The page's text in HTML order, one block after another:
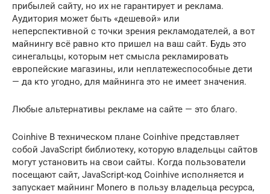
прибылей сайту, но их не гарантирует и реклама.
Аудитория может быть «дешевой» или
неперспективной с точки зрения рекламодателей, а вот
майнингу всё равно кто пришел на ваш сайт. Будь это
синегальцы, которым нет смысла рекламировать
европейские магазины, или неплатежеспособные дети
— да кто угодно, для майнинга это не имеет значения.
Любые альтернативы рекламе на сайте — это благо.
Coinhive В техническом плане Coinhive представляет
собой JavaScript библиотеку, которую владельцы сайтов
могут установить на свои сайты. Когда пользователи
посещают сайт, JavaScript-код Coinhive исполняется и
запускает майнинг Monero в пользу владельца ресурса,